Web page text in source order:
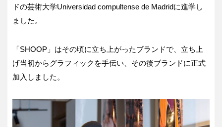
ドの芸術大学Universidad compultense de Madridに進学し
ました。
「SHOOP」はその頃に立ち上がったブランドで、立ち上
げ当初からグラフィックを手伝い、その後ブランドに正式
加入しました。